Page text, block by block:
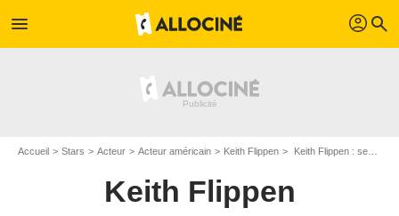
menu profil search
Accueil Stars Acteur Acteur américain Keith Flippen Keith Flippen : ses Blu-Ray, DVD, VOD, SVOD
Keith Flippen